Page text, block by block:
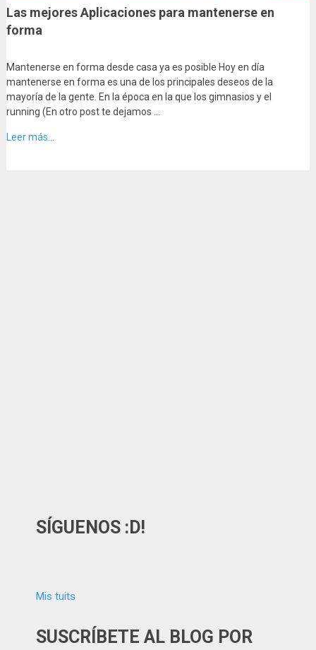
Las mejores Aplicaciones para mantenerse en
forma
Mantenerse en forma desde casa ya es posible Hoy en día
mantenerse en forma es una de los principales deseos de la
mayoría de la gente. En la época en la que los gimnasios y el
running (En otro post te dejamos …
Leer más...
SÍGUENOS :D!
Mis tuits
SUSCRÍBETE AL BLOG POR